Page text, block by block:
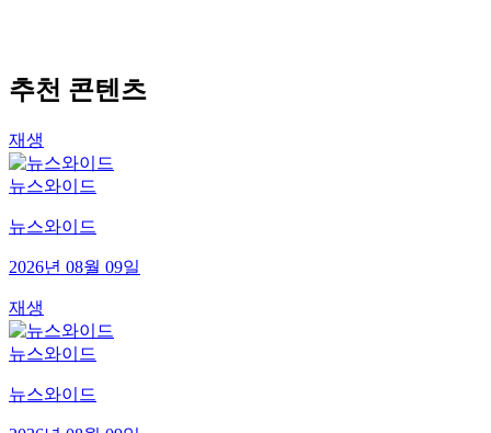
추천 콘텐츠
재생
뉴스와이드
뉴스와이드
2026년 08월 09일
재생
뉴스와이드
뉴스와이드